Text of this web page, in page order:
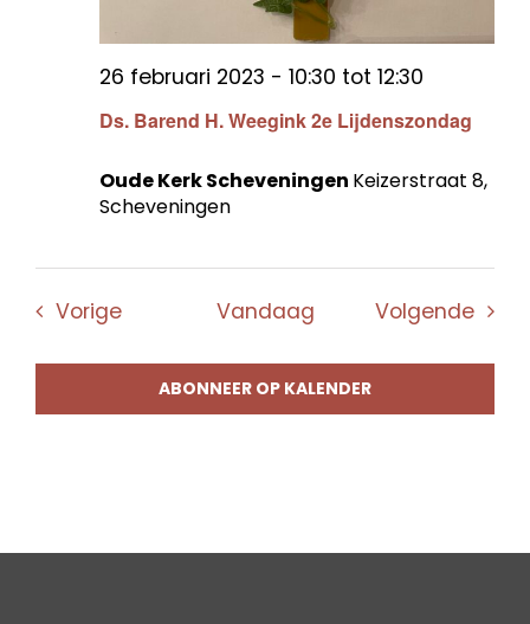
Ds. Barend H. Weegink 2e Lijdenszondag
26 februari 2023 - 10:30 tot 12:30
Oude Kerk Scheveningen Keizerstraat 8,
Scheveningen
VorigeEvenementenVandaag Volgende
ABONNEER OP KALENDER